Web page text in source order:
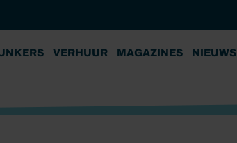
VERHUUR MAGAZINES NIEUWS